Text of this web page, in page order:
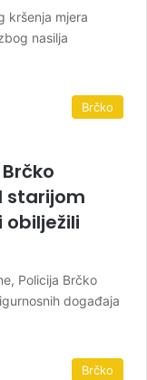
kršenja mjera
nasilja
Brčko
starijom
obilježili
Policija Brčko
događaja
Brčko